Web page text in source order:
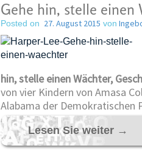
Gehe hin, stelle einen
Posted on 27. August 2015 von
hin, stelle einen Wächter,
von vier Kindern von Amasa
Alabama der
Lesen Sie weiter →